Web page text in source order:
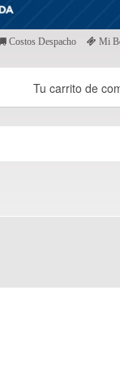
Costos Despacho Mi
Tu carrito de